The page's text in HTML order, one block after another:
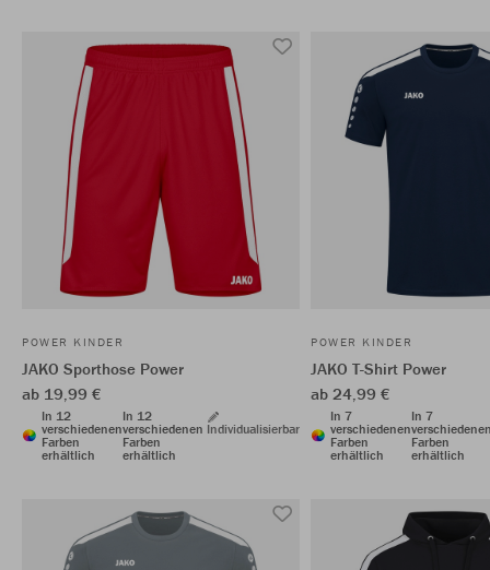
POWER KINDER
JAKO Sporthose Power
ab 19,99 €
In 12
verschiedenen
Farben
erhältlich
In 12
verschiedenen
Farben
erhältlich
Individualisierbar
POWER KINDER
JAKO T-Shirt Power
ab 24,99 €
In 7
verschiedenen
Farben
erhältlich
In 7
Farben
erhältlich